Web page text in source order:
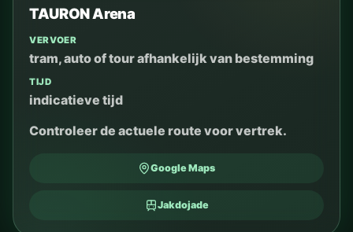
TAURON Arena
VERVOER
tram, auto of tour afhankelijk van bestemming
TIJD
indicatieve tijd
Controleer de actuele route voor vertrek.
Google Maps
Jakdojade